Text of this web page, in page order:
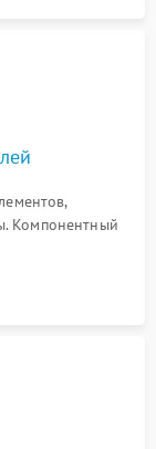
Компонентный
и замена